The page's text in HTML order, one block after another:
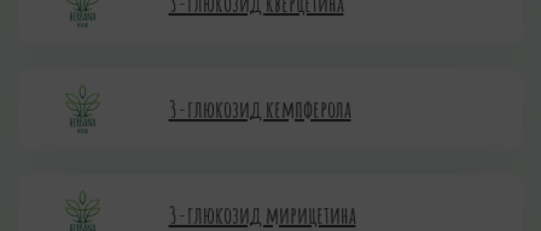
3-глюкозид кемпферола
3-глюкозид мирицетина